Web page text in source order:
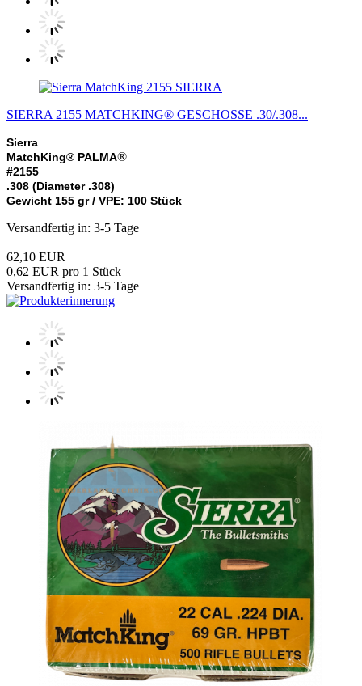
SIERRA
SIERRA 2155 MATCHKING® GESCHOSSE .30/.308...
Sierra
MatchKing® PALMA®
#2155
.308 (Diameter .308)
Gewicht 155 gr / VPE: 100 Stück
Versandfertig in: 3-5 Tage
62,10 EUR
0,62 EUR pro 1 Stück
Versandfertig in: 3-5 Tage